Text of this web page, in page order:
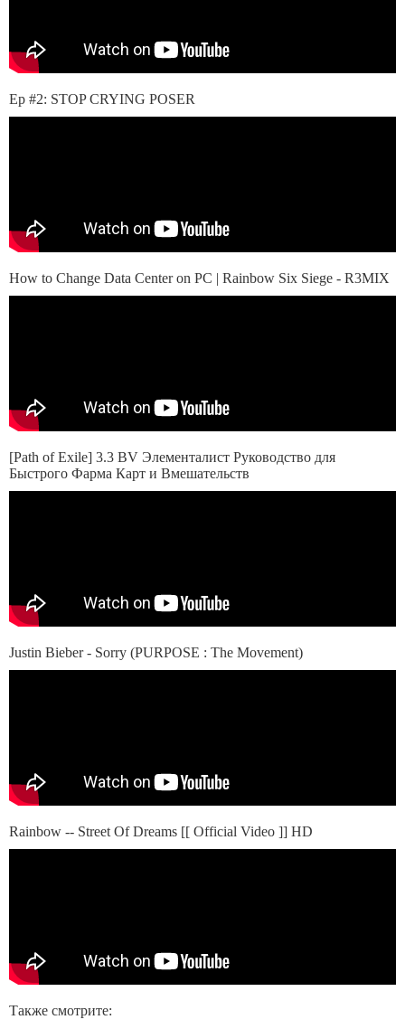
Ep #2: STOP CRYING POSER
How to Change Data Center on PC | Rainbow Six Siege - R3MIX
[Path of Exile] 3.3 BV Элементалист Руководство для
Быстрого Фарма Карт и Вмешательств
Justin Bieber - Sorry (PURPOSE : The Movement)
Rainbow -- Street Of Dreams [[ Official Video ]] HD
Также смотрите: